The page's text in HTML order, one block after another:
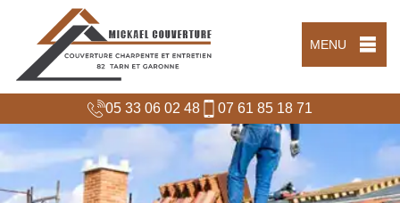
MENU
05 33 06 02 48 07 61 85 18 71